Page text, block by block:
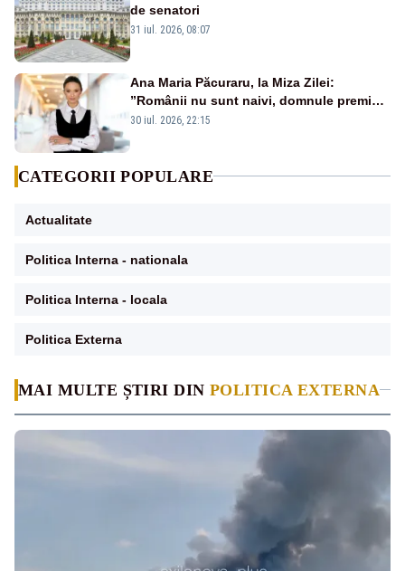
MAI MULTE ȘTIRI DIN POLITICA EXTERNA
de senatori
31 iul. 2026, 08:07
Ana Maria Păcuraru, la Miza Zilei:
”Românii nu sunt naivi, domnule premier
Bolojan”
30 iul. 2026, 22:15
CATEGORII POPULARE
Actualitate
Politica Interna - nationala
Politica Interna - locala
Politica Externa